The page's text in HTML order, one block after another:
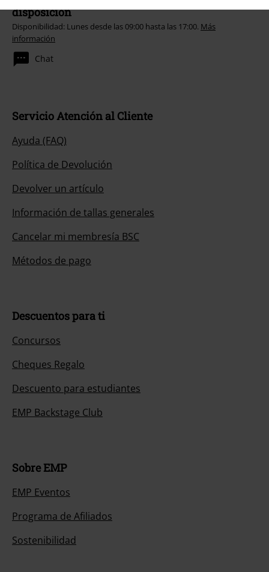
disposición
Disponibilidad: Lunes desde las 09:00 hasta las 17:00. Más
información
Chat
Servicio Atención al Cliente
Ayuda (FAQ)
Política de Devolución
Devolver un artículo
Información de tallas generales
Cancelar mi membresía BSC
Métodos de pago
Descuentos para ti
Concursos
Cheques Regalo
Descuento para estudiantes
EMP Backstage Club
Sobre EMP
EMP Eventos
Programa de Afiliados
Sostenibilidad